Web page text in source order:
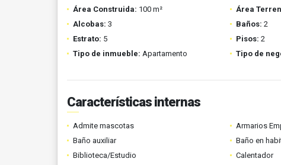
Área Construida: 100 m² Área
Alcobas: 3 Baños: 2
Estrato: 5 Pisos: 2
Tipo de inmueble: Apartamento Tipo de
Características internas
Admite mascotas Armarios
Baño auxiliar
Baño en
Biblioteca/Estudio
Calentador